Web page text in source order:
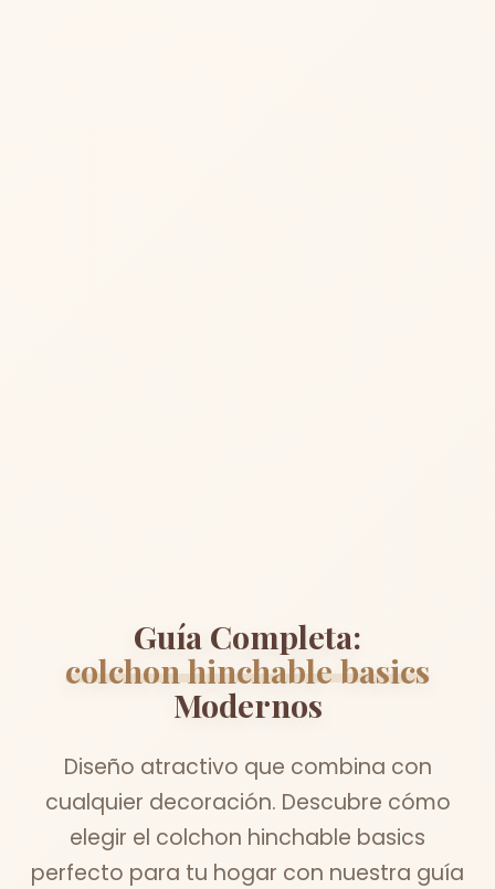
Guía Completa:
colchon hinchable basics
Modernos
Diseño atractivo que combina con
cualquier decoración. Descubre cómo
elegir el colchon hinchable basics
perfecto para tu hogar con nuestra guía